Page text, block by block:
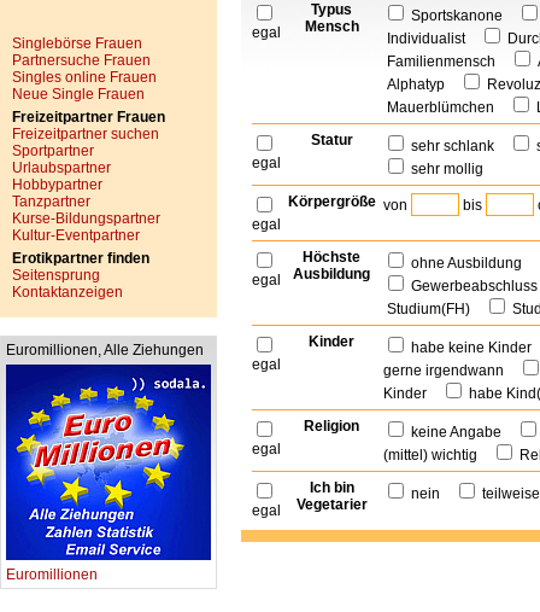
Singlebörse Frauen
Partnersuche Frauen
Singles online Frauen
Neue Single Frauen
Freizeitpartner Frauen
Freizeitpartner suchen
Sportpartner
Urlaubspartner
Hobbypartner
Tanzpartner
Kurse-Bildungspartner
Kultur-Eventpartner
Erotikpartner finden
Seitensprung
Kontaktanzeigen
Euromillionen, Alle Ziehungen
Euromillionen
egal
Typus
Mensch
Sportskanone
Individualist
Familienmensch
Alphatyp
Mauerblümchen
egal
Statur sehr schlank
sehr mollig
egal
Körpergröße von bis
egal
Höchste
Ausbildung
ohne Ausbildung
Studium(FH)
egal
Kinder
habe keine
gerne irgendwann
Kinder
habe
egal
Religion
keine Angabe
(mittel) wichtig
egal
Ich bin
Vegetarier
nein